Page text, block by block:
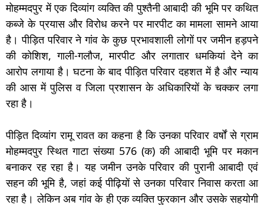
मोहम्मदपुर में एक दिव्यांग व्यक्ति की पुश्तैनी आबादी की भूमि पर कथित
कब्जे के प्रयास और विरोध करने पर मारपीट का मामला सामने आया
है। पीड़ित परिवार ने गांव के कुछ प्रभावशाली लोगों पर जमीन हड़पने
की कोशिश, गाली-गलौज, मारपीट और लगातार धमकियां देने का
आरोप लगाया है। घटना के बाद पीड़ित परिवार दहशत में है और न्याय
की आस में पुलिस व जिला प्रशासन के अधिकारियों के चक्कर लगा
रहा है।
पीड़ित दिव्यांग रामू रावत का कहना है कि उनका परिवार वर्षों से ग्राम
मोहम्मदपुर स्थित गाटा संख्या 576 (क) की आबादी भूमि पर मकान
बनाकर रह रहा है। यह जमीन उनके परिवार की पुरानी आबादी एवं
सहन की भूमि है, जहां कई पीढ़ियों से उनका परिवार निवास करता आ
रहा है। लेकिन अब गांव के ही एक व्यक्ति फुरकान और उसके सहयोगी